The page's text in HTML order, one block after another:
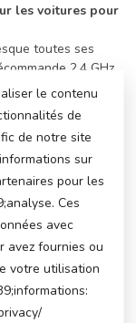
les voitures pour
toutes ses
2,4 GHz
vers l'avant,
la vitesse et
entendu, le petit
dès qu'il atteint
voiture elle-même.
sourire.
d'un klaxon, de
différentes
modèles
Bluetooth.
sur votre
le contenu
de
de notre site
sur
pour les
Ces
avec
avez fournies ou
votre utilisation